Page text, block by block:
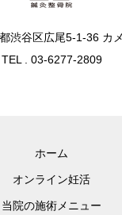
渋谷区広尾5-1-36 カ
TEL . 03-6277-2809
ホーム
オンライン妊活
当院の施術メニュー